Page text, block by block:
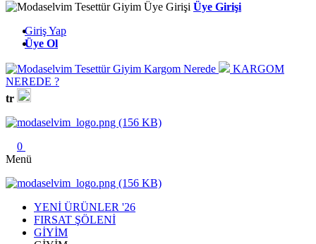
Üye Girişi
Giriş Yap
Üye Ol
KARGOM
NEREDE ?
tr
0
Menü
YENİ ÜRÜNLER '26
FIRSAT ŞÖLENİ
GİYİM